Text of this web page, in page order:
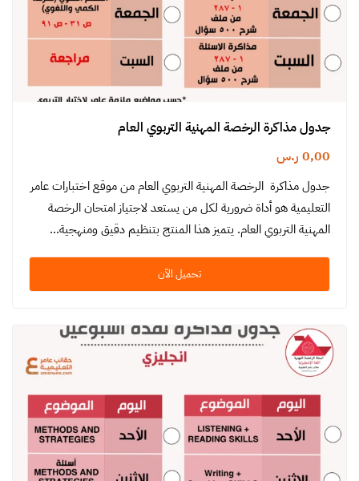
جدول مذاكرة الرخصة المهنية التربوي العام
0,00 ر.س
جدول مذاكرة الرخصة المهنية التربوي العام من موقع اختبارات عامر
التعليمية هو أداة ضرورية لكل من يستعد لاجتياز امتحان الرخصة
المهنية التربوي العام. يتميز هذا المنتج بتنظيم دقيق ومنهجية…
تحميل الآن